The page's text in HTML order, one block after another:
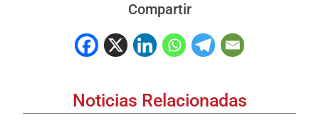
Compartir
Noticias Relacionadas